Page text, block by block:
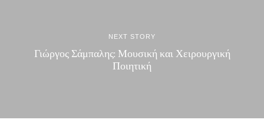
NEXT STORY
Γιώργος Σάμπαλης: Μουσική και Χειρουργική
Ποιητική